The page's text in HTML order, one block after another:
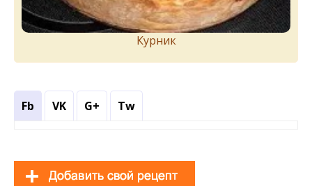
Курник
Fb VK G+ Tw